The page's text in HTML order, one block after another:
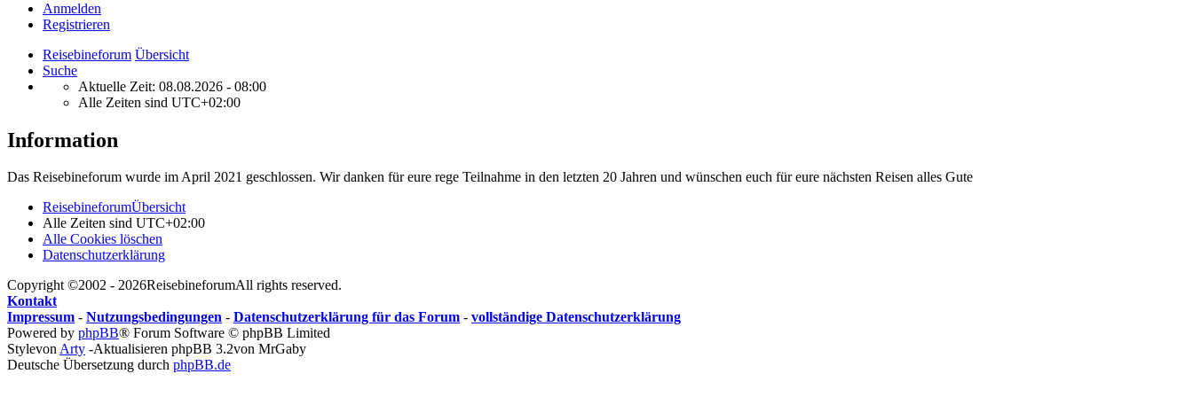
Anmelden
Registrieren
Reisebineforum Übersicht
Suche
Aktuelle Zeit: 08.08.2026 - 08:00
Alle Zeiten sind UTC+02:00
Information
Das Reisebineforum wurde im April 2021 geschlossen. Wir danken für eure rege Teilnahme in den letzten 20 Jahren und wünschen euch für eure nächsten Reisen alles Gute
ReisebineforumÜbersicht
Alle Zeiten sind UTC+02:00
Alle Cookies löschen
Datenschutzerklärung
Copyright ©2002 - 2026ReisebineforumAll rights reserved.
Kontakt
Impressum - Nutzungsbedingungen - Datenschutzerklärung für das Forum - vollständige Datenschutzerklärung
Powered by phpBB® Forum Software © phpBB Limited
StylevonArty -Aktualisieren phpBB 3.2von MrGaby
Deutsche Übersetzung durch phpBB.de